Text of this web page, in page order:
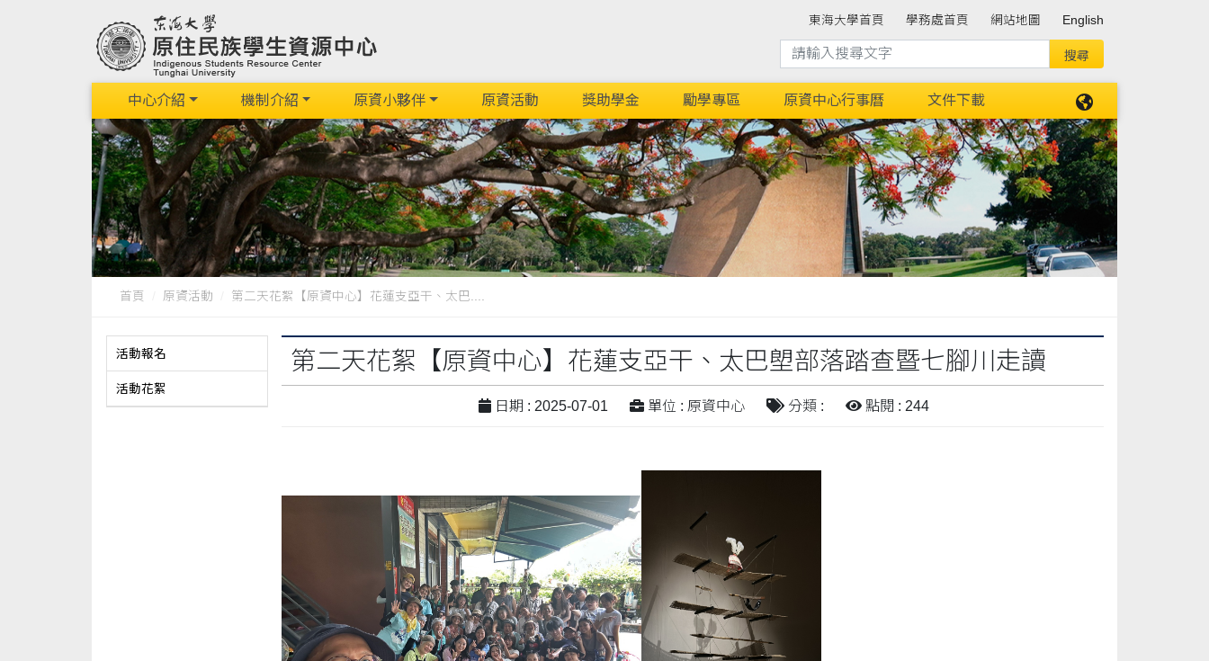
東海大學首頁 學務處首頁 網站地圖 English
中心介紹 機制介紹 原資小夥伴 原資活動 獎助學金 勵學專區 原資中心行事曆 文件下載
首頁 原資活動 第二天花絮【原資中心】花蓮支亞干、太巴....
活動報名
活動花絮
第二天花絮【原資中心】花蓮支亞干、太巴塱部落踏查暨七腳川走讀
日期 : 2025-07-01 單位 : 原資中心 分類 : 點閱 : 244